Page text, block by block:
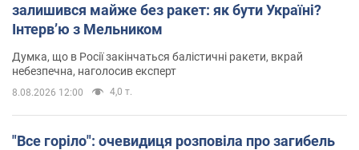
залишився майже без ракет: як бути Україні?
Інтерв’ю з Мельником
Думка, що в Росії закінчаться балістичні ракети, вкрай
небезпечна, наголосив експерт
8.08.2026 12:00 4,0 т.
"Все горіло": очевидиця розповіла про загибель